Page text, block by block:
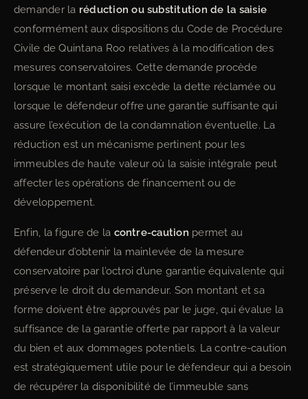
demander la réduction ou substitution de la saisie
conformément aux dispositions du Code de Procédure
Civile de Quintana Roo relatives à la modification des
mesures conservatoires. Cette demande procède
lorsque le montant saisi excède la dette réclamée ou
lorsque le défendeur offre une garantie suffisante qui
assure l’exécution de la condamnation éventuelle. La
réduction est un mécanisme pertinent pour les
immeubles de haute valeur où la saisie intégrale peut
affecter les opérations de financement ou de
développement.
Enfin, la figure de la contre-caution permet au
défendeur d’obtenir la mainlevée de la mesure
conservatoire par l’octroi d’une garantie équivalente qui
préserve le droit du demandeur. Son montant et sa
forme doivent être approuvés par le juge, qui évalue la
suffisance de la garantie offerte par rapport à la valeur
du bien et aux dommages potentiels. La contre-caution
est stratégiquement utile pour le défendeur qui a besoin
de récupérer la disponibilité de l’immeuble sans